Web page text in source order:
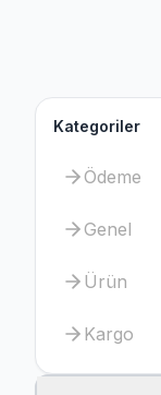
Kategoriler
Ödeme
Genel
Ürün
Kargo